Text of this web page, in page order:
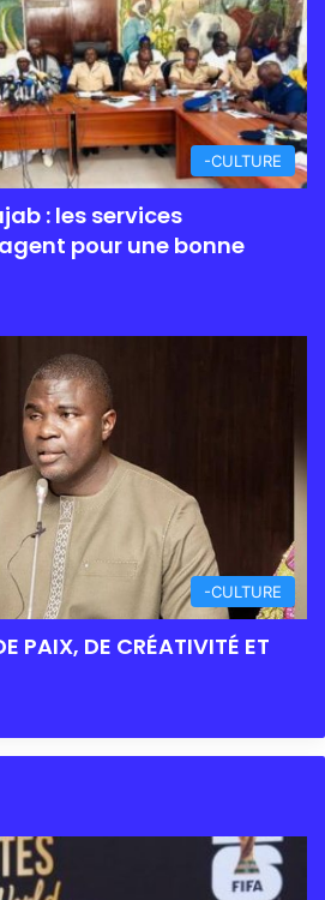
-CULTURE
: les services
pour une bonne
-CULTURE
PAIX, DE CRÉATIVITÉ ET